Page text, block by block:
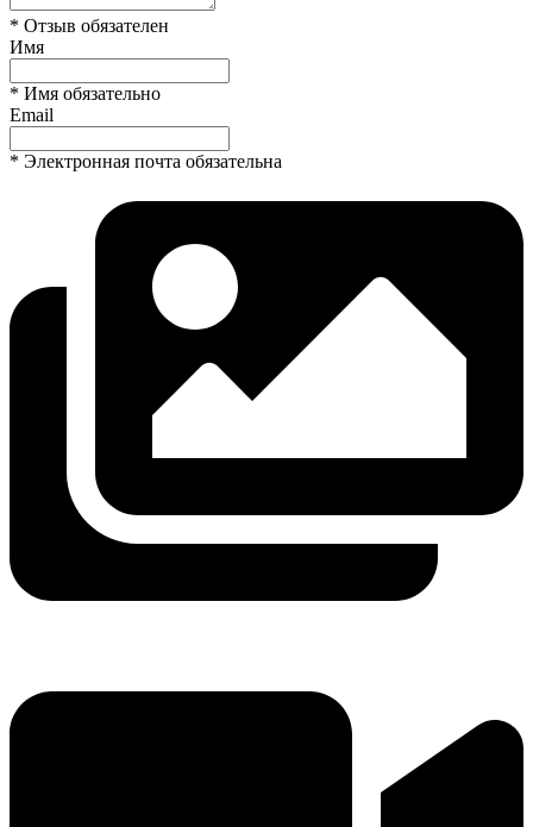
* Отзыв обязателен
Имя
* Имя обязательно
Email
* Электронная почта обязательна